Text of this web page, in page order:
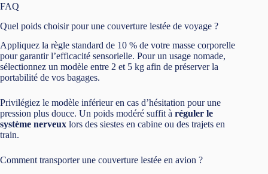
FAQ
Quel poids choisir pour une couverture lestée de voyage ?
Appliquez la règle standard de 10 % de votre masse corporelle
pour garantir l’efficacité sensorielle. Pour un usage nomade,
sélectionnez un modèle entre 2 et 5 kg afin de préserver la
portabilité de vos bagages.
Privilégiez le modèle inférieur en cas d’hésitation pour une
pression plus douce. Un poids modéré suffit à réguler le
système nerveux lors des siestes en cabine ou des trajets en
train.
Comment transporter une couverture lestée en avion ?